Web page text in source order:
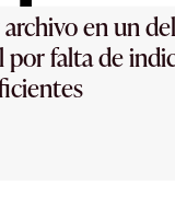
en un
por falta de